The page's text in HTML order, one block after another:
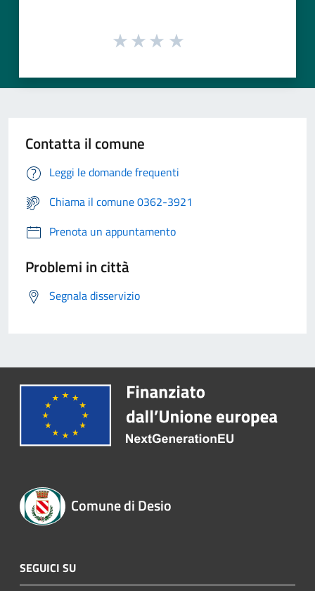
Contatta il comune
Leggi le domande frequenti
Chiama il comune 0362-3921
Prenota un appuntamento
Problemi in città
Segnala disservizio
Comune di Desio
SEGUICI SU